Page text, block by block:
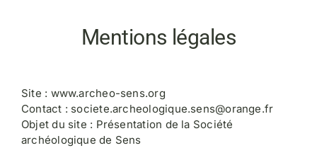
Mentions légales
Site : www.archeo-sens.org
Contact : societe.archeologique.sens@orange.fr
Objet du site : Présentation de la Société
archéologique de Sens